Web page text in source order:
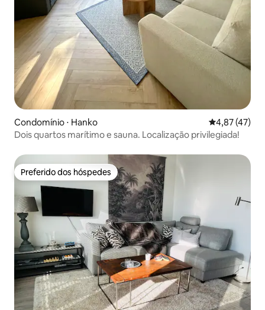
Condomínio ⋅ Hanko 4,87 de uma
4,87 (47)
Dois quartos marítimo e sauna. Localização privilegiada!
Preferido dos hóspedes
Preferido dos hóspedes